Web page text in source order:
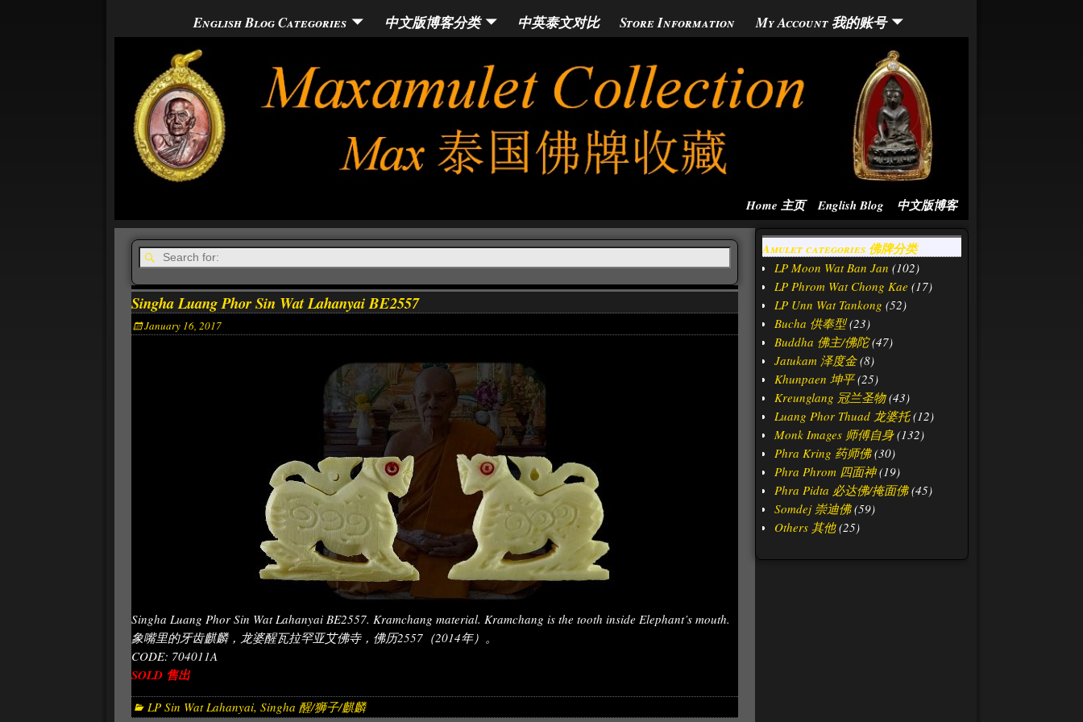
English Blog Categories 中文版博客分类 中英泰文对比 Store Information My Account 我的账号
Home 主页 English Blog 中文版博客
Singha Luang Phor Sin Wat Lahanyai BE2557
January 16, 2017
Singha Luang Phor Sin Wat Lahanyai BE2557. Kramchang material. Kramchang is the tooth inside Elephant’s mouth.
象嘴里的牙齿麒麟，龙婆醒瓦拉罕亚艾佛寺，佛历2557（2014年）。
CODE: 704011A
SOLD 售出
LP Sin Wat Lahanyai, Singha 醒/狮子/麒麟
Amulet categories 佛牌分类
LP Moon Wat Ban Jan (102)
LP Phrom Wat Chong Kae (17)
LP Unn Wat Tankong (52)
Bucha 供奉型 (23)
Buddha 佛主/佛陀 (47)
Jatukam 泽度金 (8)
Khunpaen 坤平 (25)
Kreunglang 冠兰圣物 (43)
Luang Phor Thuad 龙婆托 (12)
Monk Images 师傅自身 (132)
Phra Kring 药师佛 (30)
Phra Phrom 四面神 (19)
Phra Pidta 必达佛/掩面佛 (45)
Somdej 崇迪佛 (59)
Others 其他 (25)